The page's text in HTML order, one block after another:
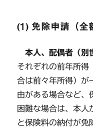
(1) 免除申請（全
本人、配偶者（別
それぞれの前年所
合は前々年所得）が
由がある場合など、
困難な場合は、本人
と保険料の納付が免